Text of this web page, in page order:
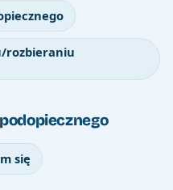
rozbieraniu
się